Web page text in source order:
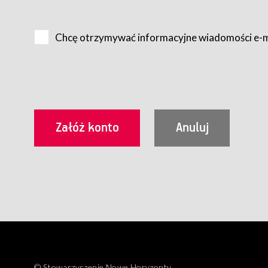
Usługobiorca przed rozpoczęciem korzystania z
utrwalenie i wydrukowanie.
§ 3
Korzystanie ze wszystkich aplikacji Serwisu może być
Chcę otrzymywać informacyjne wiadomości e-